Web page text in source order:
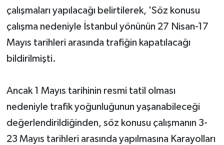
çalışmaları yapılacağı belirtilerek, 'Söz konusu
çalışma nedeniyle İstanbul yönünün 27 Nisan-17
Mayıs tarihleri arasında trafiğin kapatılacağı
bildirilmişti.
Ancak 1 Mayıs tarihinin resmi tatil olması
nedeniyle trafik yoğunluğunun yaşanabileceği
değerlendirildiğinden, söz konusu çalışmanın 3-
23 Mayıs tarihleri arasında yapılmasına Karayolları